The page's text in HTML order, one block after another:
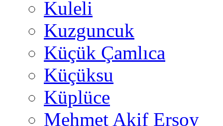
Kuleli
Kuzguncuk
Küçük Çamlıca
Küçüksu
Küplüce
Mehmet Akif Ersoy